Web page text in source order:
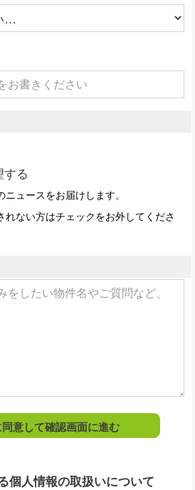
する
ュースをお届けします。
ない方はチェックをお外してくださ
意して確認画面に進む
個人情報の取扱いについて